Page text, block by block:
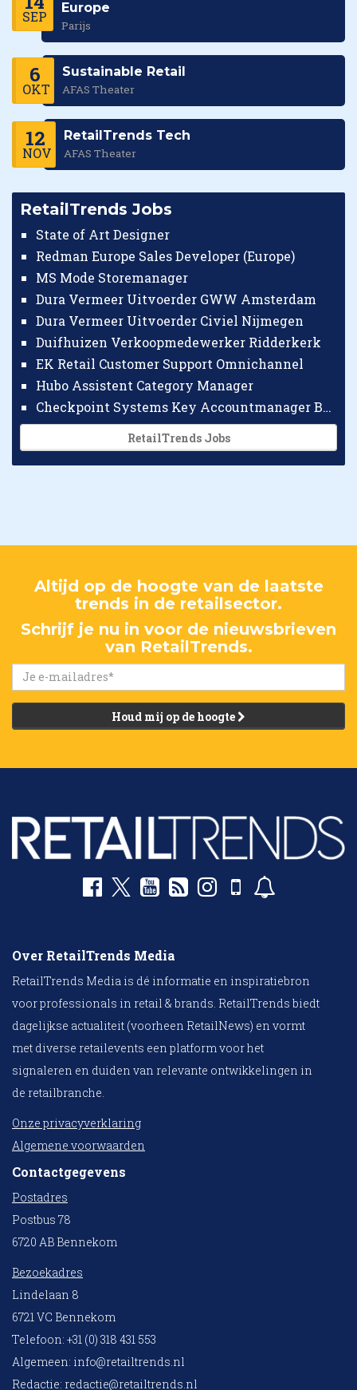
SEP
Europe
Parijs
6
OKT
Sustainable Retail
AFAS Theater
12
NOV
RetailTrends Tech
AFAS Theater
RetailTrends Jobs
State of Art Designer
Redman Europe Sales Developer (Europe)
MS Mode Storemanager
Dura Vermeer Uitvoerder GWW Amsterdam
Dura Vermeer Uitvoerder Civiel Nijmegen
Duifhuizen Verkoopmedewerker Ridderkerk
EK Retail Customer Support Omnichannel
Hubo Assistent Category Manager
Checkpoint Systems Key Accountmanager Benelux
RetailTrends Jobs
Altijd op de hoogte van de laatste
trends in de retailsector.
Schrijf je nu in voor de nieuwsbrieven
van RetailTrends.
Houd mij op de hoogte
Over RetailTrends Media
RetailTrends Media is dé informatie en inspiratiebron
voor professionals in retail & brands. RetailTrends biedt
dagelijkse actualiteit (voorheen RetailNews) en vormt
met diverse retailevents een platform voor het
signaleren en duiden van relevante ontwikkelingen in
de retailbranche.
Onze privacyverklaring
Algemene voorwaarden
Contactgegevens
Postadres
Postbus 78
6720 AB Bennekom
Bezoekadres
Lindelaan 8
6721 VC Bennekom
Telefoon: +31 (0) 318 431 553
Algemeen: info@retailtrends.nl
Redactie: redactie@retailtrends.nl